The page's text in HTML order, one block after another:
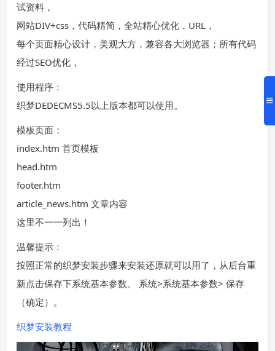
试资料，
网站DIV+css，代码精简，全站精心优化，URL，
每个页面精心设计，美观大方，兼容各大浏览器；所有代码
经过SEO优化，
使用程序：
织梦DEDECMS5.5以上版本都可以使用。
模板页面：
index.htm 首页模板
head.htm
footer.htm
article_news.htm 文章内容
这里不一一列出！
温馨提示：
按照正常的织梦安装步骤来安装还原就可以用了，从后台重
新点击保存下系统基本参数。 系统>系统基本参数> 保存
（确定）。
织梦安装教程